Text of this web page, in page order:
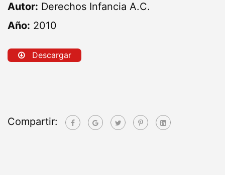
Autor: Derechos Infancia A.C.
Año: 2010
Descargar
Compartir: